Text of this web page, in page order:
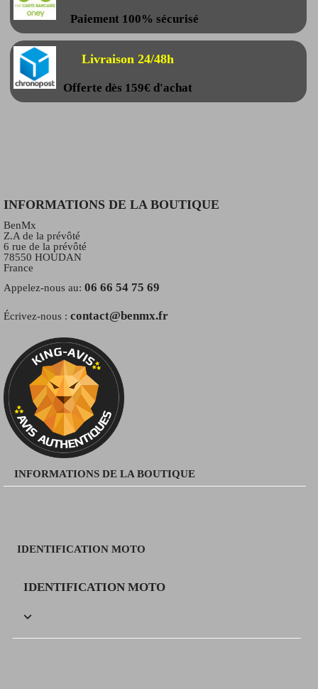
Paiement 100% sécurisé
Livraison 24/48h
Offerte dès 159€ d'achat
INFORMATIONS DE LA BOUTIQUE
BenMx
Z.A de la prévôté
6 rue de la prévôté
78550 HOUDAN
France
Appelez-nous au: 06 66 54 75 69
Écrivez-nous : contact@benmx.fr
INFORMATIONS DE LA BOUTIQUE
IDENTIFICATION MOTO
IDENTIFICATION MOTO
